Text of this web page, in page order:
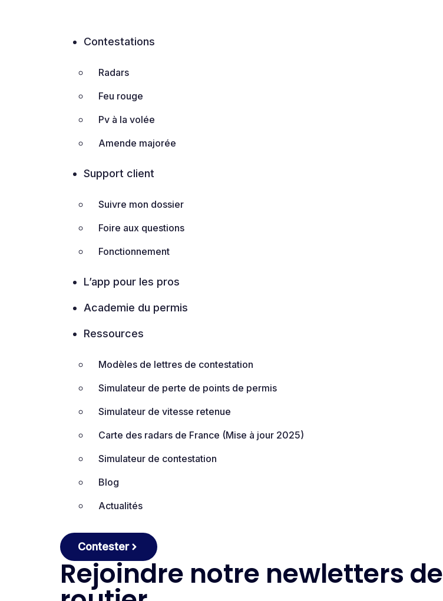
Contestations
Radars
Feu rouge
Pv à la volée
Amende majorée
Support client
Suivre mon dossier
Foire aux questions
Fonctionnement
L’app pour les pros
Academie du permis
Ressources
Modèles de lettres de contestation
Simulateur de perte de points de permis
Simulateur de vitesse retenue
Carte des radars de France (Mise à jour 2025)​
Simulateur de contestation
Blog
Actualités
Contester
Rejoindre notre newletters